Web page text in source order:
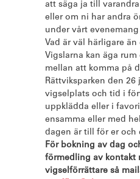
att säga ja till
eller om ni har andra
under vårt evenemang
Vad är väl härligare
Vigslarna kan äga
mellan att komma på
Rättviksparken den 26
vigselplats och tid i
uppklädda eller i
ensamma eller med
dagen är till för er och
För bokning av dag
förmedling av kontakt
vigselförrättare så